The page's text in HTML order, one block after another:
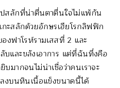
สลักที่น่าตื่นตาตื่นใจไม่แพ้กัน
สลักด้วยอักษรเฮียโรกลิฟฟิก
องฟาโรห์รามเสสที่ 2 และ
และขลังเอาการ แต่ที่ฉันทึ่งคือ
มากจนไม่น่าเชื่อว่าคนเราจะ
งบนหินเนื้อแข็งขนาดนี้ได้